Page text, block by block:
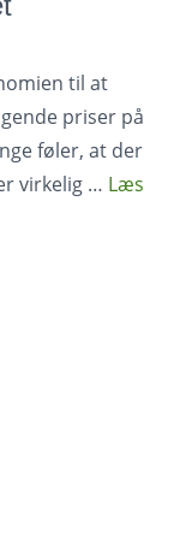
til at
priser på
føler, at der
virkelig … Læs